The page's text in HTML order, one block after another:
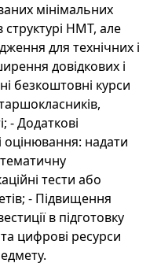
мінімальних
структурі НМТ, але
для технічних і
довідкових і
безкоштовні курси
- Додаткові
оцінювання: надати
тести або
- Підвищення
в підготовку
цифрові ресурси